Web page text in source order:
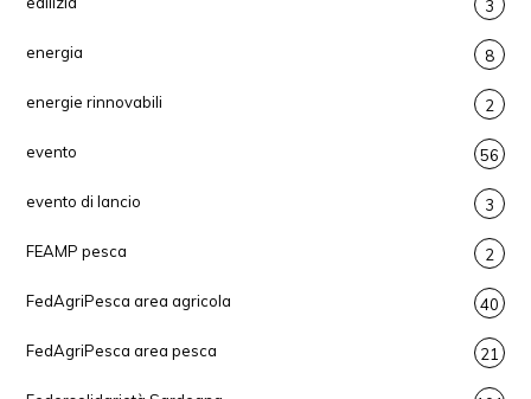
3
energia 8
energie rinnovabili 2
evento 56
evento di lancio 3
FEAMP pesca 2
FedAgriPesca area agricola 40
FedAgriPesca area pesca 21